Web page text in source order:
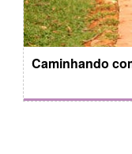
Caminhando